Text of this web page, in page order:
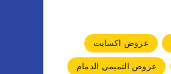
عروض اكسايت
عروض التميمي الدمام